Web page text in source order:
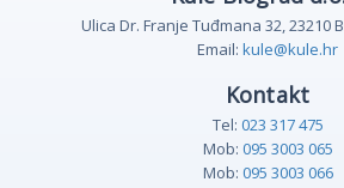
Ulica Dr. Franje Tuđmana 32, 23210
Email: kule@kule.hr
Kontakt
Tel: 023 317 475
Mob: 095 3003 065
Mob: 095 3003 066